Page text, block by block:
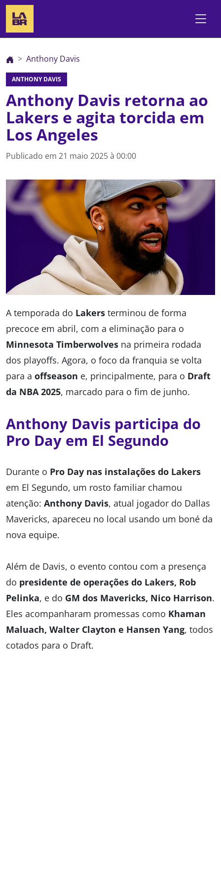
Anthony Davis
ANTHONY DAVIS
Anthony Davis retorna ao
Lakers e agita torcida em
Los Angeles
Publicado em 21 maio 2025 à 00:00
A temporada do Lakers terminou de forma
precoce em abril, com a eliminação para o
Minnesota Timberwolves na primeira rodada
dos playoffs. Agora, o foco da franquia se volta
para a offseason e, principalmente, para o Draft
da NBA 2025, marcado para o fim de junho.
Anthony Davis participa do
Pro Day em El Segundo
Durante o Pro Day nas instalações do Lakers
em El Segundo, um rosto familiar chamou
atenção: Anthony Davis, atual jogador do Dallas
Mavericks, apareceu no local usando um boné da
nova equipe.
Além de Davis, o evento contou com a presença
do presidente de operações do Lakers, Rob
Pelinka, e do GM dos Mavericks, Nico Harrison.
Eles acompanharam promessas como Khaman
Maluach, Walter Clayton e Hansen Yang, todos
cotados para o Draft.